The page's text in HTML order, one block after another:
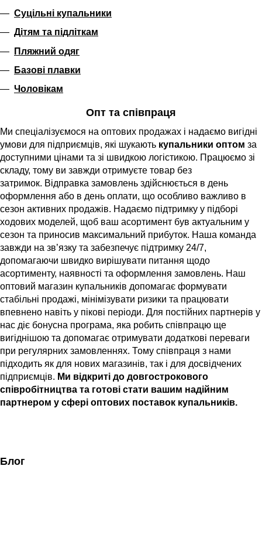
Суцільні купальники
Дітям та підліткам
Пляжний одяг
Базові плавки
Чоловікам
Опт та співпраця
Ми спеціалізуємося на оптових продажах і надаємо вигідні
умови для підприємців, які шукають купальники оптом за
доступними цінами та зі швидкою логістикою. Працюємо зі
складу, тому ви завжди отримуєте товар без
затримок. Відправка замовлень здійснюється в день
оформлення або в день оплати, що особливо важливо в
сезон активних продажів. Надаємо підтримку у підборі
ходових моделей, щоб ваш асортимент був актуальним у
сезон та приносив максимальний прибуток. Наша команда
завжди на зв’язку та забезпечує підтримку 24/7,
допомагаючи швидко вирішувати питання щодо
асортименту, наявності та оформлення замовлень. Наш
оптовий магазин купальників допомагає формувати
стабільні продажі, мінімізувати ризики та працювати
впевнено навіть у пікові періоди. Для постійних партнерів у
нас діє бонусна програма, яка робить співпрацю ще
вигіднішою та допомагає отримувати додаткові переваги
при регулярних замовленнях. Тому співпраця з нами
підходить як для нових магазинів, так і для досвідчених
підприємців. Ми відкриті до довгострокового
співробітництва та готові стати вашим надійним
партнером у сфері оптових поставок купальників.
Блог